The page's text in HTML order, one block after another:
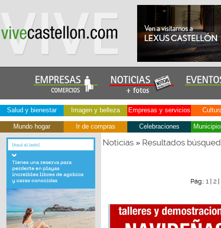
Salud y bienestar Imagen y belleza Empresas y servicios
Mundo hogar Ir de compras Celebraciones
Noticias» Resultados
Pág.: 1| 2|